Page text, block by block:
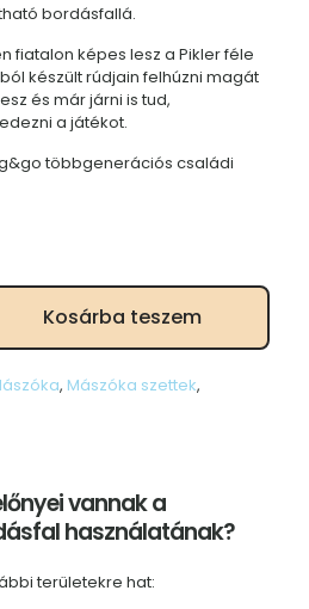
bordásfallá.
fiatalon képes lesz a Pikler féle
készült rúdjain felhúzni magát
és már járni is tud,
a játékot.
többgenerációs családi
Kosárba teszem
, Mászóka szettek,
vannak a
használatának?
területekre hat: